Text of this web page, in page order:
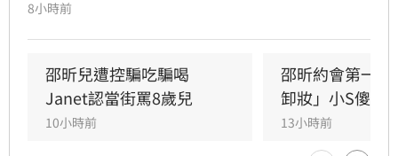
品團購生意。林品妤
8小時前
邵昕兒遭控騙吃騙喝
Janet認當街罵8歲兒
10小時前
邵昕約會第一
卸妝」小S傻眼
13小時前